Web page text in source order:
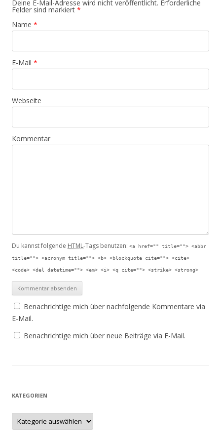
Deine E-Mail-Adresse wird nicht veröffentlicht. Erforderliche
Felder sind markiert *
Name *
E-Mail *
Webseite
Kommentar
Du kannst folgende HTML-Tags benutzen: <a href="" title=""> <abbr
title=""> <acronym title=""> <b> <blockquote cite=""> <cite>
<code> <del datetime=""> <em> <i> <q cite=""> <strike> <strong>
Benachrichtige mich über nachfolgende Kommentare via
E-Mail.
Benachrichtige mich über neue Beiträge via E-Mail.
KATEGORIEN